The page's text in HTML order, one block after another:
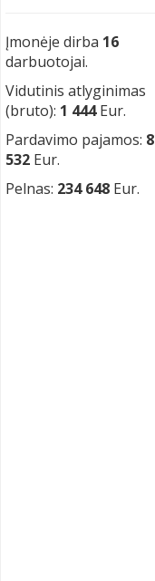
Įmonėje dirba 16
darbuotojai.
Vidutinis atlyginimas
(bruto): 1 444Eur.
Pardavimo pajamos:
532 Eur.
Pelnas: 234 648 Eur.